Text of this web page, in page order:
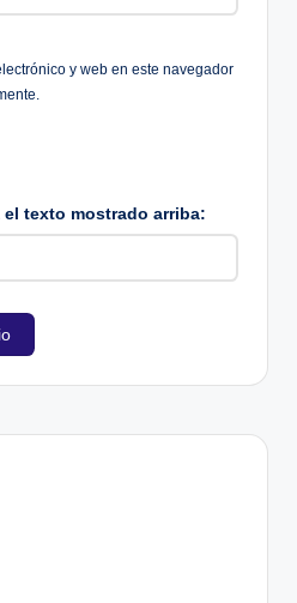
y web en este navegador
el texto mostrado arriba: